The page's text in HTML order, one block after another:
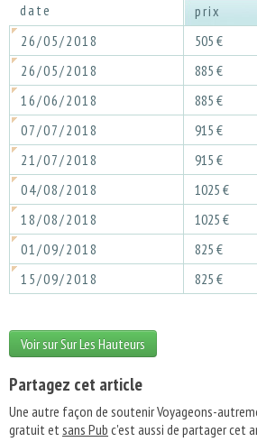
date
prix
26/05/2018
505 €
26/05/2018
885 €
16/06/2018
885 €
07/07/2018
915 €
21/07/2018
915 €
04/08/2018
1025 €
18/08/2018
1025 €
01/09/2018
825 €
15/09/2018
825 €
Voir sur Sur Les Hauteurs
Partagez cet article
Une autre façon de soutenir Voyageons-
gratuit etsans Pub c'est aussi de partager cet